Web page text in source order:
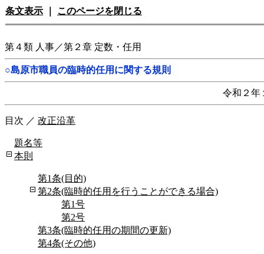
条文表示 このページを閉じる
第４類 人事／第２章 定数・任用
○島原市職員の臨時的任用に関する規則
令和２年
目次 ／ 改正沿革
題名等
本則
第1条(目的)
第2条(臨時的任用を行うことができる場合)
第1号
第2号
第3条(臨時的任用の期間の更新)
第4条(その他)